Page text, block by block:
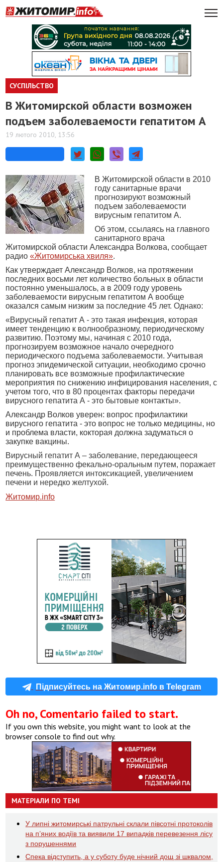
СУСПІЛЬСТВО
В Житомирской области возможен
подъем заболеваемости гепатитом А
19 лютого 2010, 13:56
В Житомирской области в 2010
году санитарные врачи
прогнозируют возможный
подъем заболеваемости
вирусным гепатитом А.
Об этом, ссылаясь на главного
санитарного врача
Житомирской области Александра Волкова,сообщает
радио«Житомирська хвиля».
Как утверждает Александр Волков, на протяжении
последних восьми лет количество больных в области
постоянно уменьшалось, а в 2009 году уровень
заболеваемости вирусным гепатитом А вообще
оказался самым низким за последние 45 лет. Однако:
«Вирусный гепатит А - это такая инфекция, которая
имеет тенденцию к волнообразному, периодическому
развитию. Поэтому мы, начиная с 2010 года,
прогнозируем возможное начало очередного
периодического подъема заболеваемости. Учитывая
прогноз эпидемической ситуации, необходимо срочно
планировать все возможные профилактические
мероприятия по снижению инфицирования населения, с
учетом того, что в 80 процентах факторы передачи
вирусного гепатита А - это бытовые контакты».
Александр Волков уверен: вопрос профилактики
вирусного гепатита - это вопрос не только медицины, но
и проблема власти, кокторая должна задуматься о
закупке вакцины.
Вирусный гепатит А – заболевание, передающееся
преимущественно фекально-оральным путем, поражает
печень. Проявляется интоксикацией, увеличением
печени и нередко желтухой.
Житомир.info
Підписуйтесь на Житомир.info в Telegram
Oh no, Comentario failed to start.
If you own this website, you might want to look at the
browser console to find out why.
МАТЕРІАЛИ ПО ТЕМІ
У липні житомирські патрульні склали півсотні протоколів
на пʼяних водіїв та виявили 17 випадків перевезення лісу
з порушеннями
Спека відступить, а у суботу буде нічний дощ зі шквалом,